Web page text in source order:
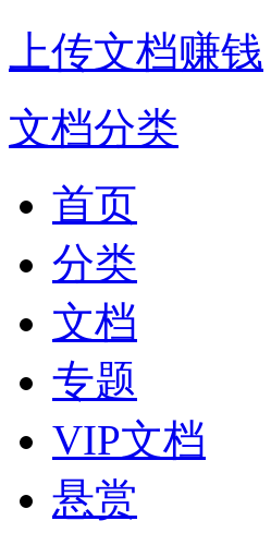
上传文档赚钱
文档分类
首页
分类
文档
专题
VIP文档
悬赏